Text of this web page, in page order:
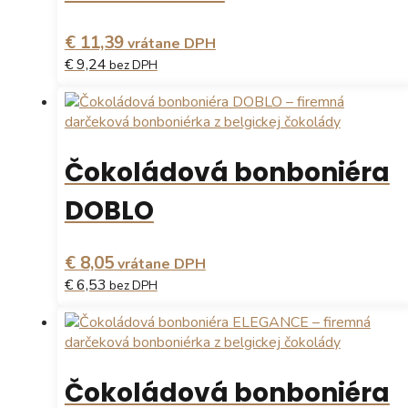
vybrať
na
stránke
produktu.
€ 11,39vrátane DPH
€ 9,24 bez DPH
Tento
produkt
má
viacero
variantov.
vybrať
na
stránke
produktu.
Čokoládová bonboniéra
DOBLO
€ 8,05vrátane DPH
€ 6,53 bez DPH
Tento
produkt
má
viacero
variantov.
Čokoládová bonboniéra